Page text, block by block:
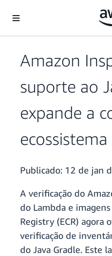
Pular para o conteúdo principal
Amazon
suporte ao
expande a
ecossistema
Publicado: 12 de jan
A verificação do
do Lambda e
Registry (ECR) agora
verificação de
do Java Gradle. Este